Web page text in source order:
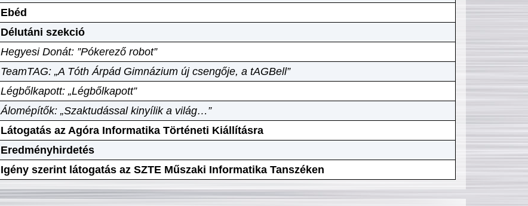
Ebéd
Délutáni szekció
Hegyesi Donát: ”Pókerező robot”
TeamTAG: „A Tóth Árpád Gimnázium új csengője, a tAGBell”
Légbőlkapott: „Légbőlkapott”
Álomépítők: „Szaktudással kinyílik a világ…”
Látogatás az Agóra Informatika Történeti Kiállításra
Eredményhirdetés
Igény szerint látogatás az SZTE Műszaki Informatika Tanszéken